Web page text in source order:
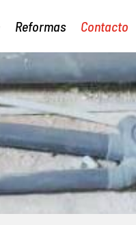
Reformas Contacto
Reformas Contacto